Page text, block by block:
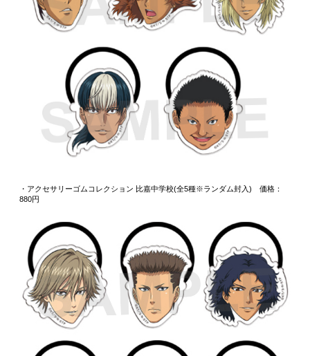
・アクセサリーゴムコレクション 比嘉中学校(全5種※ランダム封入) 価格：
880円